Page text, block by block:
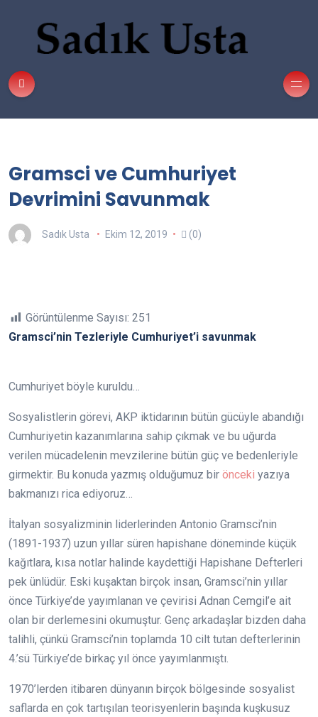
Gramsci ve Cumhuriyet
Devrimini Savunmak
Sadık Usta Ekim 12, 2019 (0)
Görüntülenme Sayısı: 251
Gramsci’nin Tezleriyle Cumhuriyet’i savunmak
Cumhuriyet böyle kuruldu…
Sosyalistlerin görevi, AKP iktidarının bütün gücüyle abandığı
Cumhuriyetin kazanımlarına sahip çıkmak ve bu uğurda
verilen mücadelenin mevzilerine bütün güç ve bedenleriyle
girmektir. Bu konuda yazmış olduğumuz bir önceki yazıya
bakmanızı rica ediyoruz…
İtalyan sosyalizminin liderlerinden Antonio Gramsci’nin
(1891-1937) uzun yıllar süren hapishane döneminde küçük
kağıtlara, kısa notlar halinde kaydettiği Hapishane Defterleri
pek ünlüdür. Eski kuşaktan birçok insan, Gramsci’nin yıllar
önce Türkiye’de yayımlanan ve çevirisi Adnan Cemgil’e ait
olan bir derlemesini okumuştur. Genç arkadaşlar bizden daha
talihli, çünkü Gramsci’nin toplamda 10 cilt tutan defterlerinin
4.’sü Türkiye’de birkaç yıl önce yayımlanmıştı.
1970’lerden itibaren dünyanın birçok bölgesinde sosyalist
saflarda en çok tartışılan teorisyenlerin başında kuşkusuz